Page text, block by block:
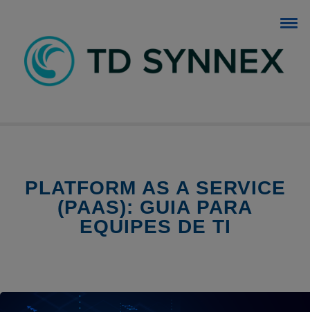
BLOG TD SYNNEX
PLATFORM AS A SERVICE
(PAAS): GUIA PARA
EQUIPES DE TI